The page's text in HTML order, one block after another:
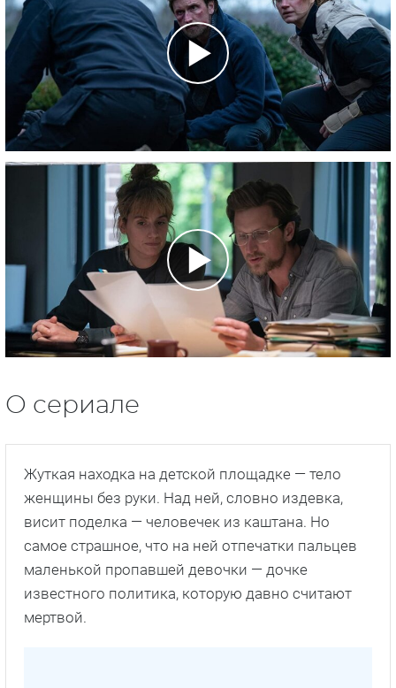
О сериале
Жуткая находка на детской площадке — тело
женщины без руки. Над ней, словно издевка,
висит поделка — человечек из каштана. Но
самое страшное, что на ней отпечатки пальцев
маленькой пропавшей девочки — дочке
известного политика, которую давно считают
мертвой.